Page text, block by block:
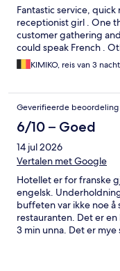
Fantastic service,
receptionist girl . One
customer gathering
could speak French .
KIMIKO, reis van 3
Geverifieerde beoordeling
6/10 – Goed
14 jul 2026
Vertalen met Google
Hotellet er for franske
engelsk.
buffeten var ikke noe å
restauranten. Det er
3 min unna. Det er